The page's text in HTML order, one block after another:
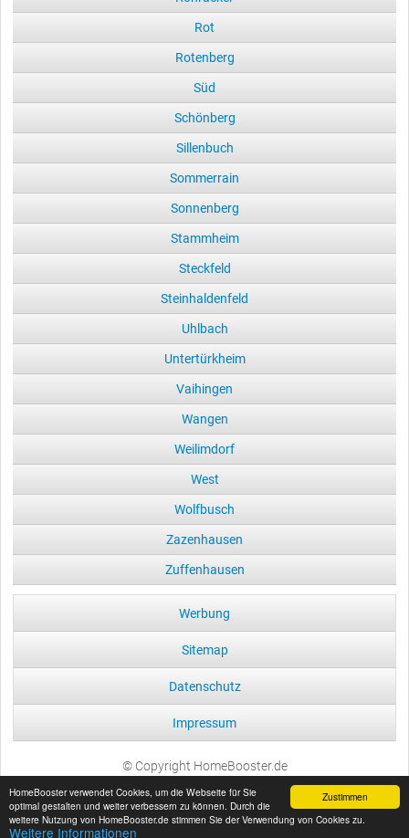
Zustimmen
HomeBooster verwendet Cookies, um die Webseite für Sie
optimal gestalten und weiter verbessern zu können. Durch die
weitere Nutzung von HomeBooster.de stimmen Sie der Verwendung von Cookies zu.
Weitere Informationen
Rot
Rotenberg
Süd
Schönberg
Sillenbuch
Sommerrain
Sonnenberg
Stammheim
Steckfeld
Steinhaldenfeld
Uhlbach
Untertürkheim
Vaihingen
Wangen
Weilimdorf
West
Wolfbusch
Zazenhausen
Zuffenhausen
Werbung
Sitemap
Datenschutz
Impressum
© Copyright HomeBooster.de